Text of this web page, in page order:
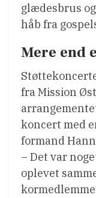
glædesbrus
håb fra
Mere end
fra Mission
koncert med
formand
– Det var
oplevet